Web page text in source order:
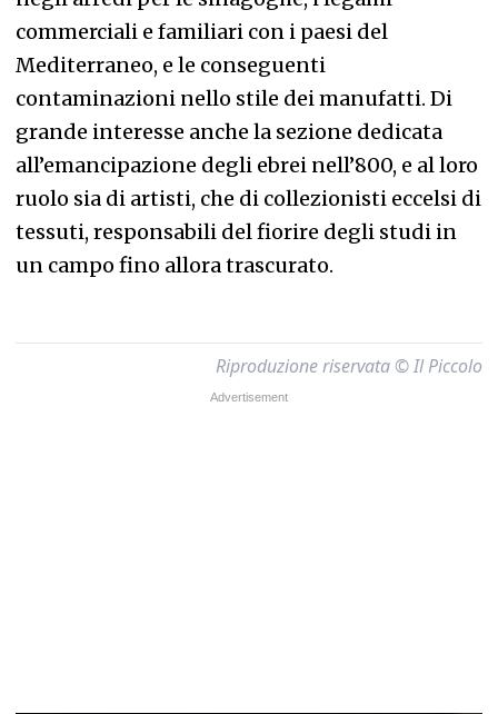
commerciali e familiari con i paesi del
Mediterraneo, e le conseguenti
contaminazioni nello stile dei manufatti. Di
grande interesse anche la sezione dedicata
all’emancipazione degli ebrei nell’800, e al loro
ruolo sia di artisti, che di collezionisti eccelsi di
tessuti, responsabili del fiorire degli studi in
un campo fino allora trascurato.
Riproduzione riservata © Il Piccolo